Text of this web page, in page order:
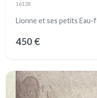
16138
Lionne et ses petits
450 €